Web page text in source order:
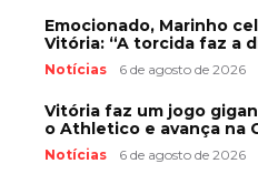
Emocionado, Marinho
Vitória: “A torcida faz a
Notícias 6 de agosto de 2026
Vitória faz um jogo
o Athletico e avança na
Notícias 6 de agosto de 2026